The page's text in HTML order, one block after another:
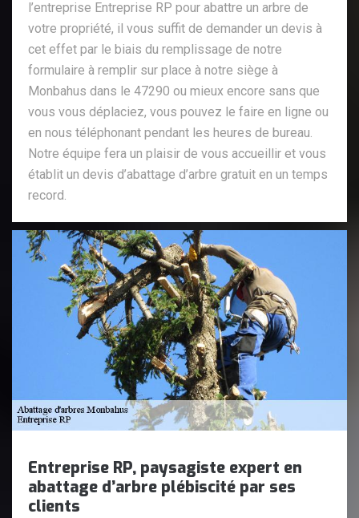
l’entreprise Entreprise RP pour abattre un arbre de
votre propriété, il vous suffit de demander un devis à
cet effet par le biais du remplissage de notre
formulaire à remplir sur place à notre siège à
Monbahus dans le 47290 ou mieux encore sans que
vous vous déplaciez, vous pouvez le faire en ligne ou
en nous téléphonant pendant les heures de bureau.
Notre équipe fera un plaisir de vous accueillir et vous
établit un devis d’abattage d’arbre gratuit en un temps
record.
Entreprise RP, paysagiste expert en
abattage d’arbre plébiscité par ses
clients